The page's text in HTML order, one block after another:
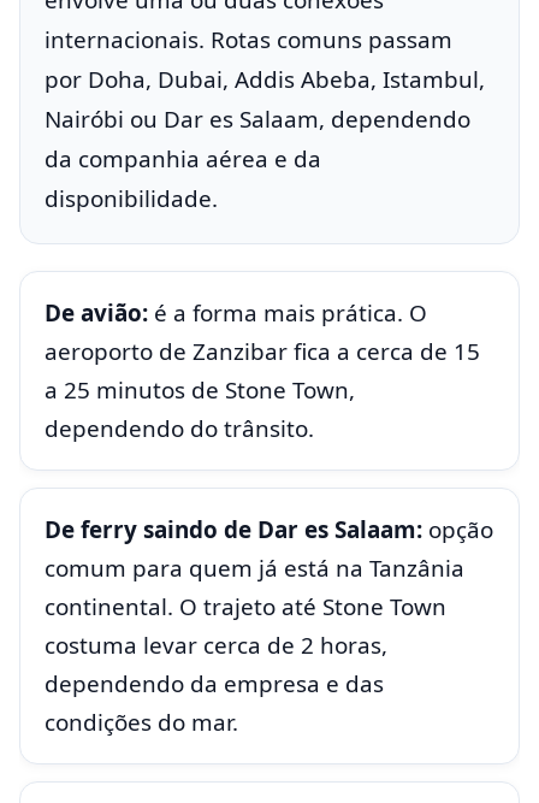
internacionais. Rotas comuns passam
por Doha, Dubai, Addis Abeba, Istambul,
Nairóbi ou Dar es Salaam, dependendo
da companhia aérea e da
disponibilidade.
De avião: é a forma mais prática. O
aeroporto de Zanzibar fica a cerca de 15
a 25 minutos de Stone Town,
dependendo do trânsito.
De ferry saindo de Dar es Salaam: opção
comum para quem já está na Tanzânia
continental. O trajeto até Stone Town
costuma levar cerca de 2 horas,
dependendo da empresa e das
condições do mar.